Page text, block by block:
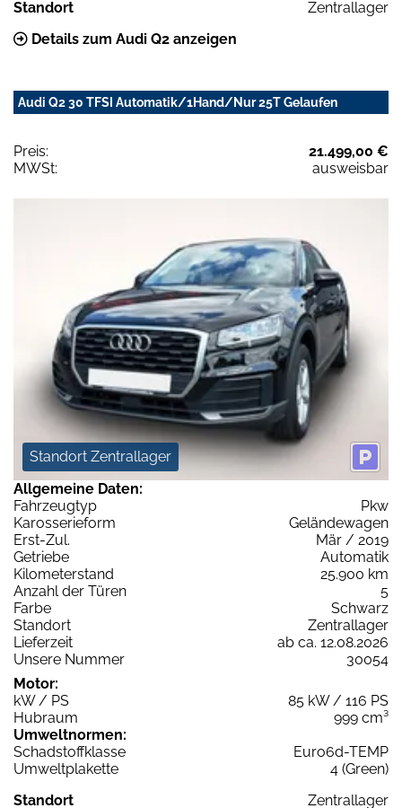
Standort
Zentrallager
Details zum Audi Q2 anzeigen
Audi Q2 30 TFSI Automatik/1Hand/Nur 25T Gelaufen
Preis:
21.499,00 €
MWSt:
ausweisbar
Standort Zentrallager
Allgemeine Daten:
Fahrzeugtyp
Pkw
Karosserieform
Geländewagen
Erst-Zul.
Mär / 2019
Getriebe
Automatik
Kilometerstand
25.900 km
Anzahl der Türen
5
Farbe
Schwarz
Standort
Zentrallager
Lieferzeit
ab ca. 12.08.2026
Unsere Nummer
30054
Motor:
kW / PS
85 kW / 116 PS
Hubraum
999 cm³
Umweltnormen:
Schadstoffklasse
Euro6d-TEMP
Umweltplakette
4 (Green)
Standort
Zentrallager